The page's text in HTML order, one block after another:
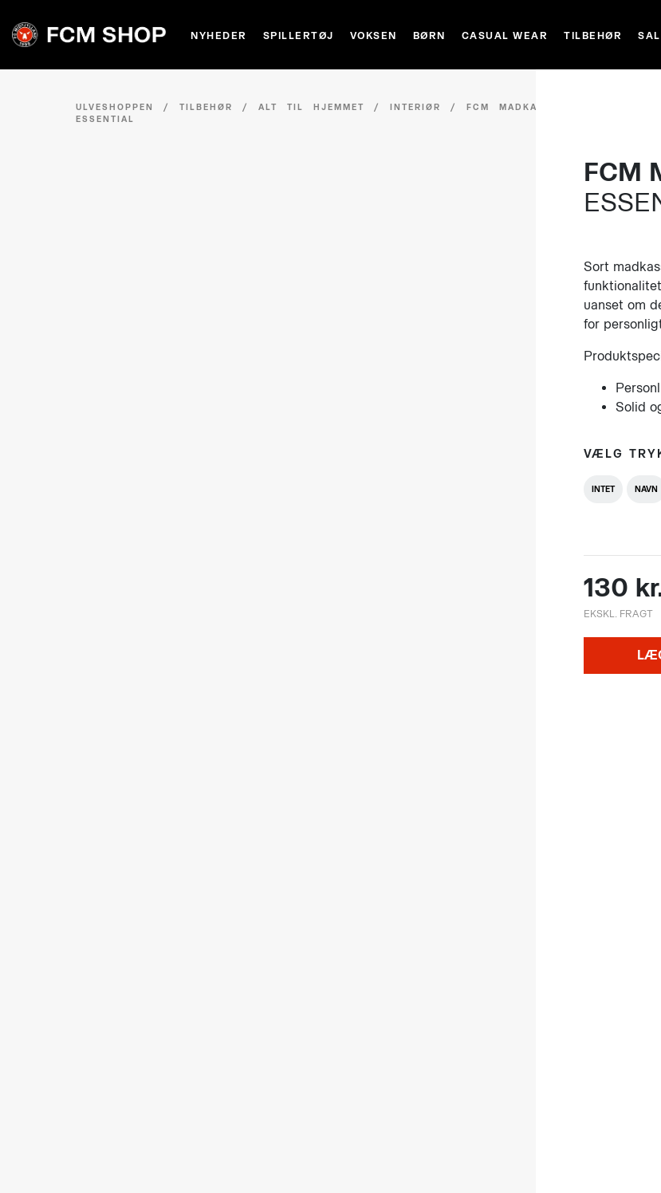
NYHEDER SPILLERTØJ VOKSEN BØRN CASUAL WEAR TILBEHØR
ULVESHOPPEN /TILBEHØR /ALT TIL HJEMMET /INTERIØR /FCM MADKASSE
ESSENTIAL
FCM
Sort
uanset om
for
Solid
VÆLG
INTET NAVN
130
EKSKL. FRAGT